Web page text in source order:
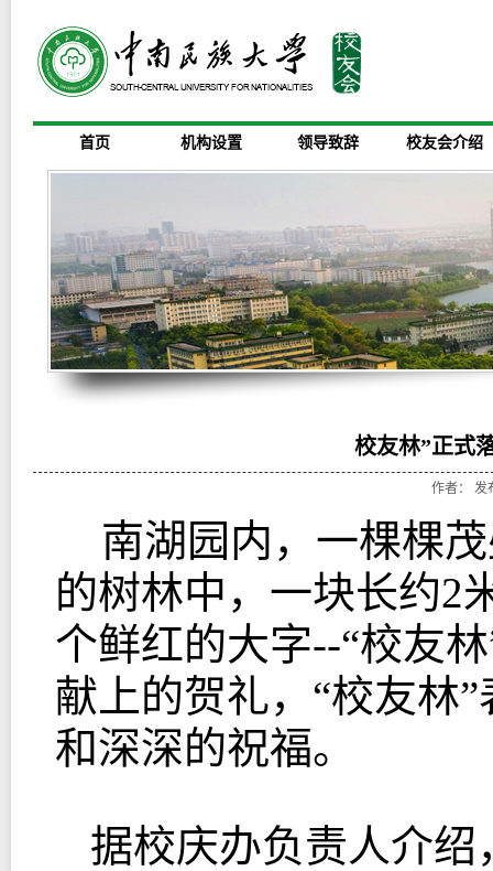
首页 机构设置 领导致辞 校友会介绍
校友林”正式
作者： 发
南湖园内，一棵棵
的树林中，一块长约2
个鲜红的大字--“校友
献上的贺礼，“校友林
和深深的祝福。
据校庆办负责人介